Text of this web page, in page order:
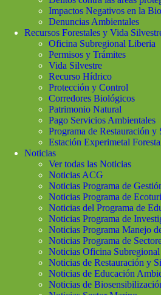
Impactos Negativos en la
Denuncias Ambientales
Recursos Forestales y Vida
Oficina Subregional Liberia
Permisos y Trámites
Vida Silvestre
Recurso Hídrico
Protección y Control
Corredores Biológicos
Patrimonio Natural
Pago Servicios Ambientales
Programa de Restauración y
Estación Experimetal
Noticias
Ver todas las Noticias
Noticias ACG
Noticias Programa de
Noticias Programa de
Noticias del Programa de
Noticias Programa de
Noticias Programa Manejo
Noticias Programa de
Noticias Oficina
Noticias de Restauración y
Noticias de Educación
Noticias de